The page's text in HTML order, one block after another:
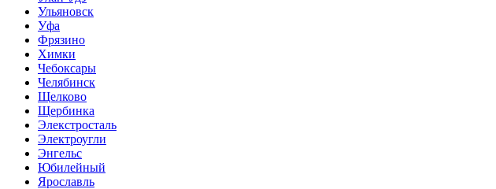
Ульяновск
Уфа
Фрязино
Химки
Чебоксары
Челябинск
Щелково
Щербинка
Элекстросталь
Электроугли
Энгельс
Юбилейный
Ярославль